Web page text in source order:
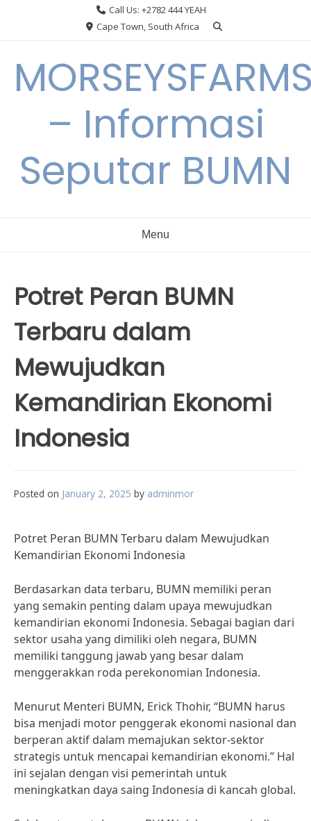
Call Us: +2782 444 YEAH
Cape Town, South Africa
– Informasi
Seputar BUMN
Menu
Potret Peran BUMN
Terbaru dalam
Mewujudkan
Kemandirian Ekonomi
Indonesia
Posted on January 2, 2025 by adminmor
Potret Peran BUMN Terbaru dalam Mewujudkan
Kemandirian Ekonomi Indonesia
Berdasarkan data terbaru, BUMN memiliki peran
yang semakin penting dalam upaya mewujudkan
kemandirian ekonomi Indonesia. Sebagai bagian dari
sektor usaha yang dimiliki oleh negara, BUMN
memiliki tanggung jawab yang besar dalam
menggerakkan roda perekonomian Indonesia.
Menurut Menteri BUMN, Erick Thohir, “BUMN harus
bisa menjadi motor penggerak ekonomi nasional dan
berperan aktif dalam memajukan sektor-sektor
strategis untuk mencapai kemandirian ekonomi.” Hal
ini sejalan dengan visi pemerintah untuk
meningkatkan daya saing Indonesia di kancah global.